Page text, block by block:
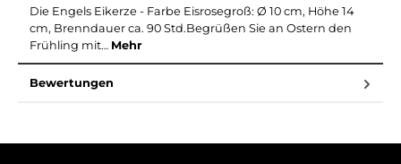
Die Engels Eikerze - Farbe Eisrosegroß: Ø 10 cm, Höhe 14
cm, Brenndauer ca. 90 Std.Begrüßen Sie an Ostern den
Frühling mit… Mehr
Bewertungen